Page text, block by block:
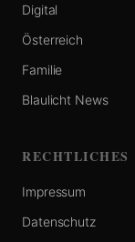
Digital
Österreich
Familie
Blaulicht News
RECHTLICHES
Impressum
Datenschutz